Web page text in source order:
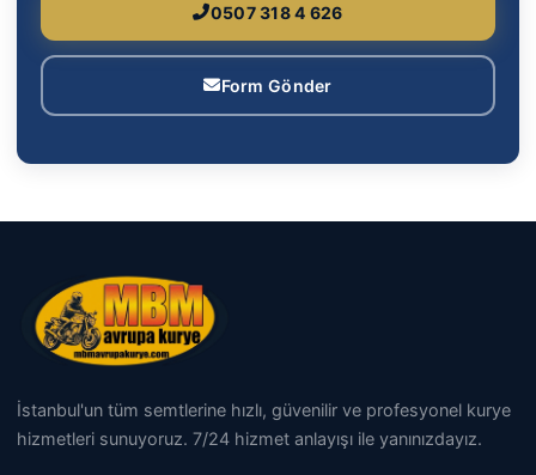
0507 318 4 626
Form Gönder
İstanbul'un tüm semtlerine hızlı, güvenilir ve profesyonel kurye
hizmetleri sunuyoruz. 7/24 hizmet anlayışı ile yanınızdayız.